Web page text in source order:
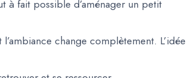
à fait possible d’aménager un petit
change complètement. L’idée